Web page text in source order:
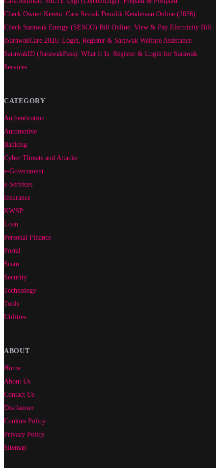
Check Owner Kereta: Cara Semak Pemilik Kenderaan Online (2026)
Check Sarawak Energy (SESCO) Bill Online: View & Pay Electricity Bill
iSarawakCare 2026: Login, Register & Sarawak Welfare Assistance
SarawakID (SarawakPass): What It Is, Register & Login for Sarawak
Services
CATEGORY
Authentication
Automotive
Banking
Cyber Threats and Attacks
e-Government
e-Services
Insurance
KWSP
Loan
Personal Finance
Portal
Scam
Security
Technology
Tools
Utilities
ABOUT
Home
About Us
Contact Us
Disclaimer
Cookies Policy
Privacy Policy
Sitemap